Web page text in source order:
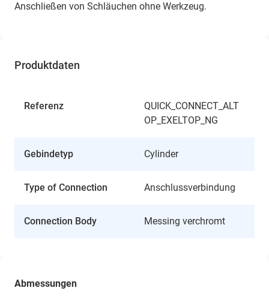
Anschließen von Schläuchen ohne Werkzeug.
Produktdaten
Referenz
QUICK_CONNECT_ALT
OP_EXELTOP_NG
Gebindetyp Cylinder
Type of Connection Anschlussverbindung
Connection Body Messing verchromt
Abmessungen